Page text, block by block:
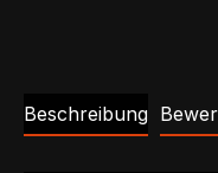
Beschreibung